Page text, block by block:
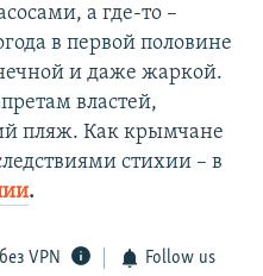
а где-то –
в первой половине
и даже жаркой.
властей,
пляж. Как крымчане
стихии – в
.
VPN Follow us